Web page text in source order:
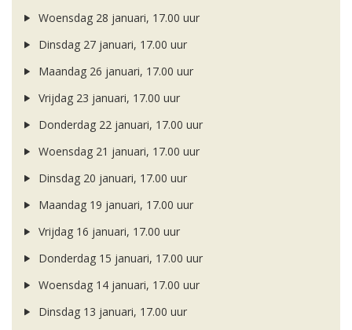
Woensdag 28 januari, 17.00 uur
Dinsdag 27 januari, 17.00 uur
Maandag 26 januari, 17.00 uur
Vrijdag 23 januari, 17.00 uur
Donderdag 22 januari, 17.00 uur
Woensdag 21 januari, 17.00 uur
Dinsdag 20 januari, 17.00 uur
Maandag 19 januari, 17.00 uur
Vrijdag 16 januari, 17.00 uur
Donderdag 15 januari, 17.00 uur
Woensdag 14 januari, 17.00 uur
Dinsdag 13 januari, 17.00 uur